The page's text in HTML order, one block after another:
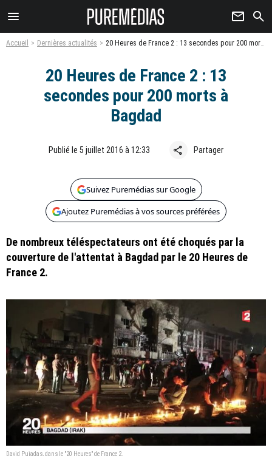
menu newsletter search
Accueil Dernières actualités 20 Heures de France 2 : 13 secondes pour 200 morts à Bagdad
20 Heures de France 2 : 13
secondes pour 200 morts à
Bagdad
Publié le 5 juillet 2016 à 12:33 share Partager
Suivez Puremédias sur Google
Ajoutez Puremédias à vos sources préférées
De nombreux téléspectateurs ont été choqués par la
couverture de l'attentat à Bagdad par le 20 Heures de
France 2.
David Pujadas, dans le "20 Heures" de France 2.